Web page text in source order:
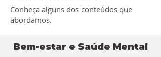
Conheça alguns dos conteúdos que
abordamos.
Bem-estar e Saúde Mental